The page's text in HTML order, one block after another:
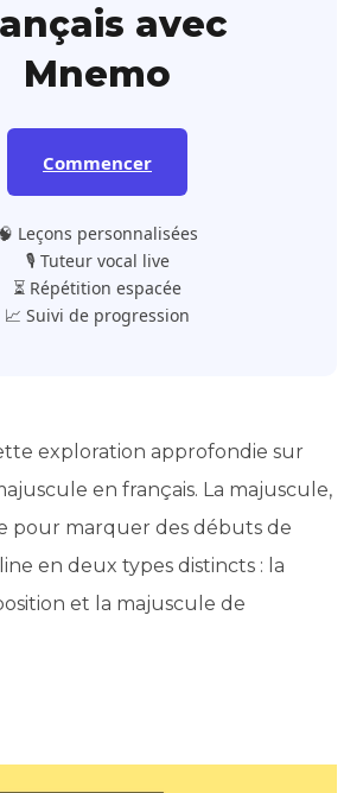
avec
Mnemo
Commencer
Leçons personnalisées
🎙️ Tuteur vocal live
⏳ Répétition espacée
📈 Suivi de progression
exploration approfondie sur
en français. La majuscule,
pour marquer des débuts de
en deux types distincts : la
et la majuscule de